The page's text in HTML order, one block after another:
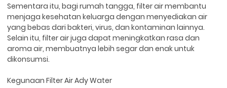
Sementara itu, bagi rumah tangga, filter air membantu
menjaga kesehatan keluarga dengan menyediakan air
yang bebas dari bakteri, virus, dan kontaminan lainnya.
Selain itu, filter air juga dapat meningkatkan rasa dan
aroma air, membuatnya lebih segar dan enak untuk
dikonsumsi.
Kegunaan Filter Air Ady Water